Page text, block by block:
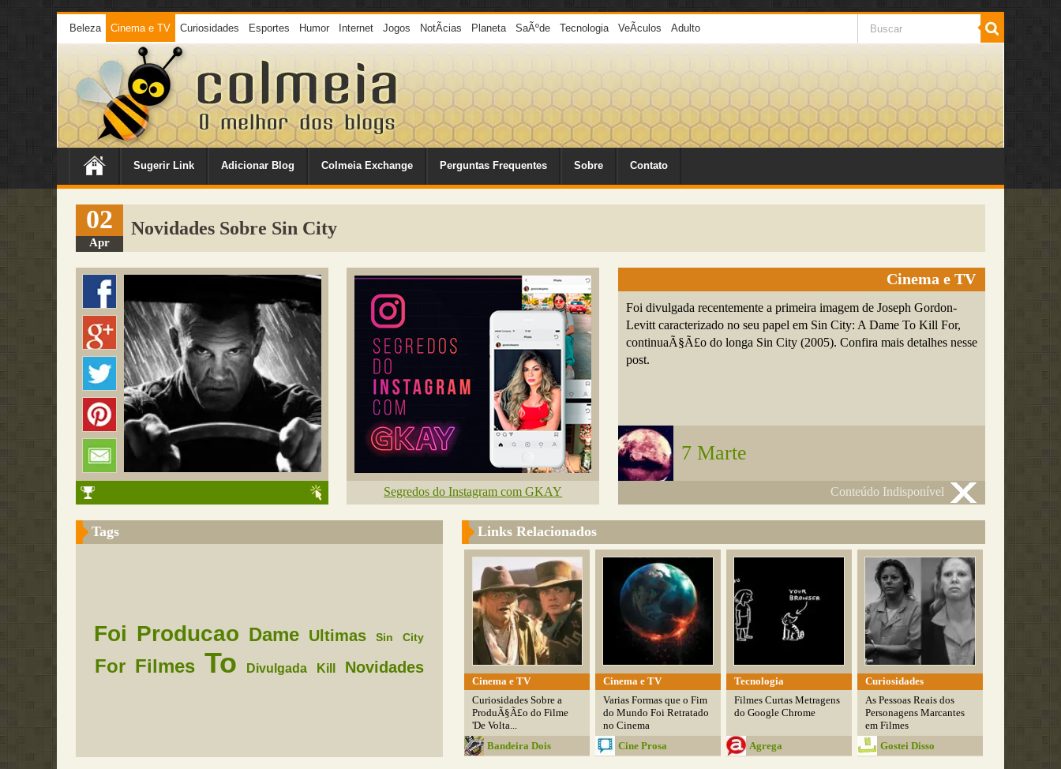
Beleza Cinema e TV Curiosidades Esportes Humor Internet Jogos NotÃ­cias Planeta SaÃºde Tecnologia VeÃ­culos Adulto
Sugerir Link Adicionar Blog Colmeia Exchange Perguntas Frequentes Sobre Contato
02
Apr
Novidades Sobre Sin City
Segredos do Instagram com GKAY
Cinema e TV
Foi divulgada recentemente a primeira imagem de Joseph Gordon-
Levitt caracterizado no seu papel em Sin City: A Dame To Kill For,
continuaÃ§Ã£o do longa Sin City (2005). Confira mais detalhes nesse
post.
7 Marte
Conteúdo Indisponível
Tags
Foi Producao Dame Ultimas Sin City
For Filmes To Divulgada Kill Novidades
Links Relacionados
Cinema e TV
Curiosidades Sobre a
ProduÃ§Ã£o do Filme
'De Volta...
Bandeira Dois
Cinema e TV
Varias Formas que o Fim
do Mundo Foi Retratado
no Cinema
Cine Prosa
Tecnologia
Filmes Curtas Metragens
do Google Chrome
Agrega
Curiosidades
As Pessoas Reais dos
Personagens Marcantes
em Filmes
Gostei Disso